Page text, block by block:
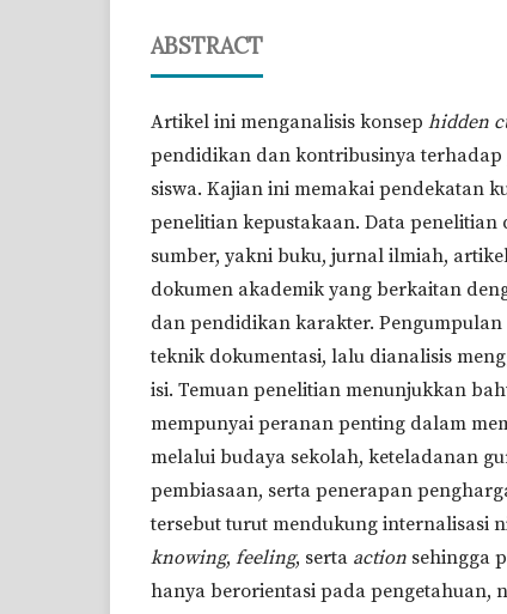
ABSTRACT
Artikel ini menganalisis konsephidden
pendidikan dan kontribusinya
siswa. Kajian ini memakai pendekatan
penelitian kepustakaan. Data
sumber, yakni buku, jurnal ilmiah,
dokumen akademik yang berkaitan
dan pendidikan karakter.
teknik dokumentasi, lalu dianalisis
isi. Temuan penelitian menunjukkan
mempunyai peranan penting dalam
melalui budaya sekolah, keteladanan
pembiasaan, serta penerapan
tersebut turut mendukung internalisasi
knowing,feeling, serta action sehingga
hanya berorientasi pada pengetahuan,